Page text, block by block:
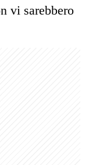
vi sarebbero